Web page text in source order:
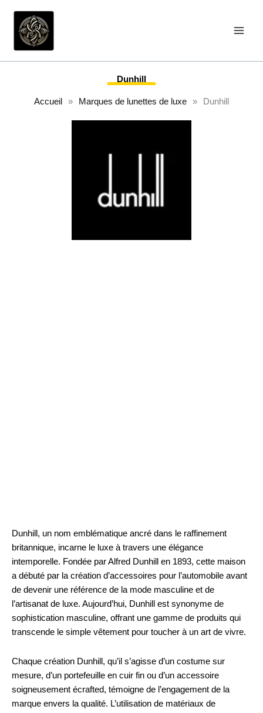
contenu
Dunhill
Accueil » Marques de lunettes de luxe » Dunhill
Dunhill, un nom emblématique ancré dans le raffinement
britannique, incarne le luxe à travers une élégance
intemporelle. Fondée par Alfred Dunhill en 1893, cette maison
a débuté par la création d’accessoires pour l’automobile avant
de devenir une référence de la mode masculine et de
l’artisanat de luxe. Aujourd’hui, Dunhill est synonyme de
sophistication masculine, offrant une gamme de produits qui
transcende le simple vêtement pour toucher à un art de vivre.
Chaque création Dunhill, qu’il s’agisse d’un costume sur
mesure, d’un portefeuille en cuir fin ou d’un accessoire
soigneusement écrafted, témoigne de l’engagement de la
marque envers la qualité. L’utilisation de matériaux de